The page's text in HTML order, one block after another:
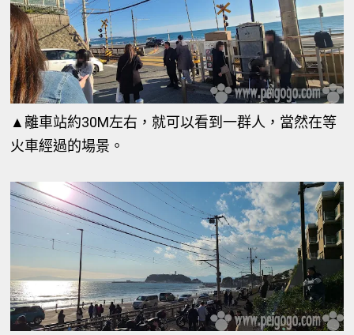
▲離車站約30M左右，就可以看到一群人，當然在等
火車經過的場景。